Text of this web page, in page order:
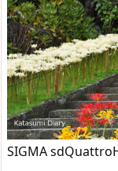
SIGMA